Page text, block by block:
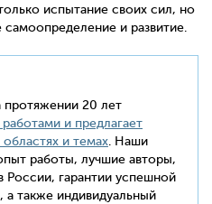
испытание своих сил, но
и развитие.
20 лет
и предлагает
и темах. Наши
работы, лучшие авторы,
России, гарантии успешной
также индивидуальный